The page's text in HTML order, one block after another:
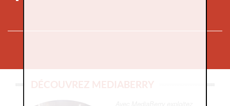
DÉCOUVREZ MEDIABERRY